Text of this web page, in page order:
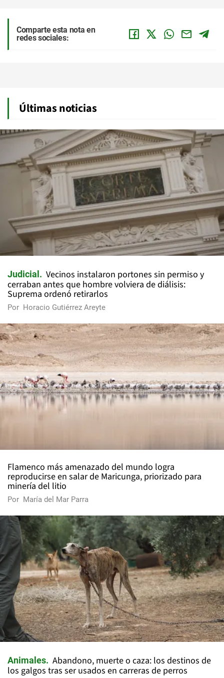
Comparte esta nota en
redes sociales:
Últimas noticias
Judicial
Vecinos instalaron portones sin permiso y
cerraban antes que hombre volviera de diálisis:
Suprema ordenó retirarlos
Por Horacio Gutiérrez Areyte
Flamenco más amenazado del mundo logra
reproducirse en salar de Maricunga, priorizado para
minería del litio
Por María del Mar Parra
Animales
Abandono, muerte o caza: los destinos de
los galgos tras ser usados en carreras de perros